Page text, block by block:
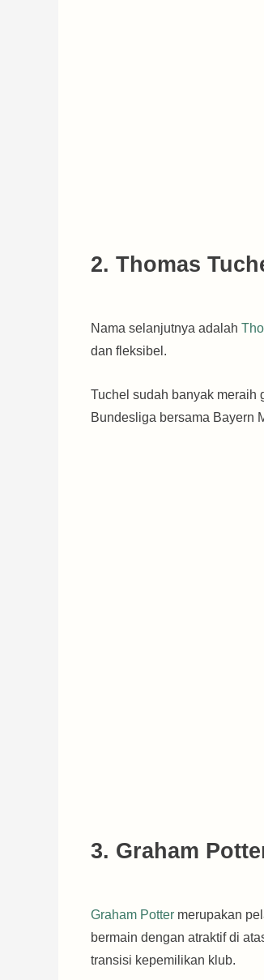
2. Thomas
Nama selanjutnya adalah
dan fleksibel.
Tuchel sudah banyak meraih
Bundesliga bersama Bayern
3. Graham
Graham Potter merupakan
bermain dengan atraktif di
transisi kepemilikan klub.